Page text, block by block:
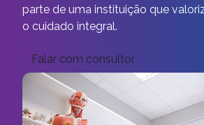
parte de uma instituição que
o cuidado integral.
Falar com consultor